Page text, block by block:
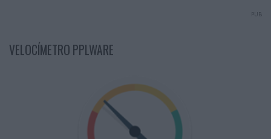
PUB
VELOCÍMETRO PPLWARE